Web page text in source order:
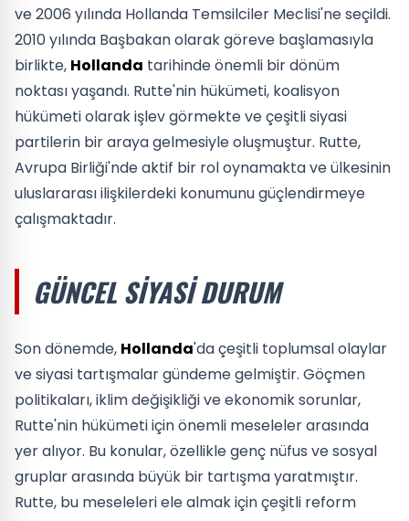
ve 2006 yılında Hollanda Temsilciler Meclisi'ne seçildi.
2010 yılında Başbakan olarak göreve başlamasıyla
birlikte, Hollanda tarihinde önemli bir dönüm
noktası yaşandı. Rutte'nin hükümeti, koalisyon
hükümeti olarak işlev görmekte ve çeşitli siyasi
partilerin bir araya gelmesiyle oluşmuştur. Rutte,
Avrupa Birliği'nde aktif bir rol oynamakta ve ülkesinin
uluslararası ilişkilerdeki konumunu güçlendirmeye
çalışmaktadır.
GÜNCEL SIYASI DURUM
Son dönemde, Hollanda'da çeşitli toplumsal olaylar
ve siyasi tartışmalar gündeme gelmiştir. Göçmen
politikaları, iklim değişikliği ve ekonomik sorunlar,
Rutte'nin hükümeti için önemli meseleler arasında
yer alıyor. Bu konular, özellikle genç nüfus ve sosyal
gruplar arasında büyük bir tartışma yaratmıştır.
Rutte, bu meseleleri ele almak için çeşitli reform